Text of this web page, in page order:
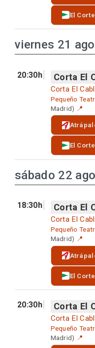
El
viernes 21
20:30h Corta El
Corta El
Pequeño
Madrid) 📍
El
sábado 22
18:30h Corta El
Corta El
Pequeño
Madrid) 📍
El
20:30h Corta El
Corta El
Pequeño
Madrid) 📍